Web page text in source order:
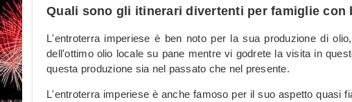
Quali sono gli itinerari divertenti per famiglie con
L'entroterra imperiese è ben noto per la sua produzione di
dell'ottimo olio locale su pane mentre vi godrete la visita in
questa produzione sia nel passato che nel presente.
L'entroterra imperiese è anche famoso per il suo aspetto quasi